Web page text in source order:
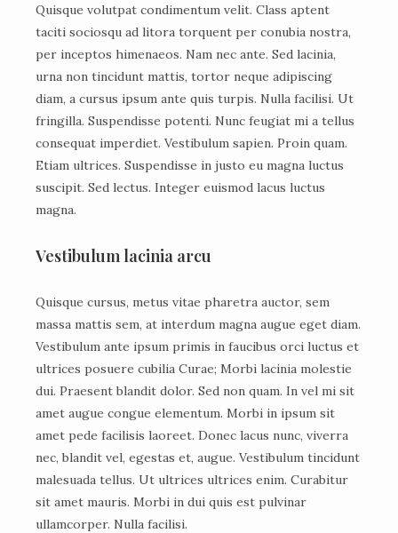
Quisque volutpat condimentum velit. Class aptent
taciti sociosqu ad litora torquent per conubia nostra,
per inceptos himenaeos. Nam nec ante. Sed lacinia,
urna non tincidunt mattis, tortor neque adipiscing
diam, a cursus ipsum ante quis turpis. Nulla facilisi. Ut
fringilla. Suspendisse potenti. Nunc feugiat mi a tellus
consequat imperdiet. Vestibulum sapien. Proin quam.
Etiam ultrices. Suspendisse in justo eu magna luctus
suscipit. Sed lectus. Integer euismod lacus luctus
magna.
Vestibulum lacinia arcu
Quisque cursus, metus vitae pharetra auctor, sem
massa mattis sem, at interdum magna augue eget diam.
Vestibulum ante ipsum primis in faucibus orci luctus et
ultrices posuere cubilia Curae; Morbi lacinia molestie
dui. Praesent blandit dolor. Sed non quam. In vel mi sit
amet augue congue elementum. Morbi in ipsum sit
amet pede facilisis laoreet. Donec lacus nunc, viverra
nec, blandit vel, egestas et, augue. Vestibulum tincidunt
malesuada tellus. Ut ultrices ultrices enim. Curabitur
sit amet mauris. Morbi in dui quis est pulvinar
ullamcorper. Nulla facilisi.